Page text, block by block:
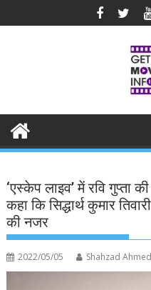
to
‘एस्केप लाइव’ में रवि गुप्ता
कहा कि सिद्धार्थ कुमार
की नजर
2022/05/05 Shahzad Ahmed